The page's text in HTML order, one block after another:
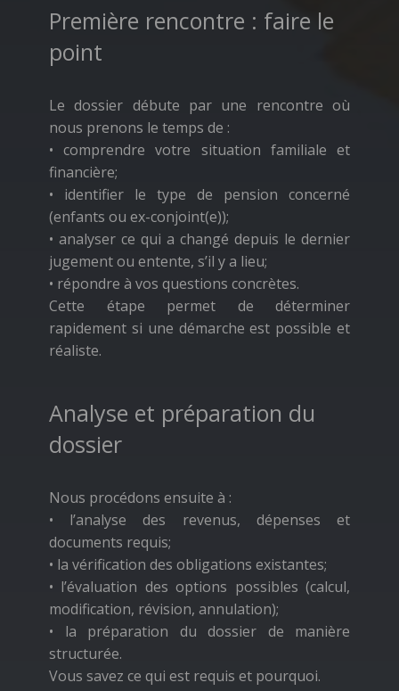
Première rencontre : faire le
point
Le dossier débute par une rencontre où
nous prenons le temps de :
• comprendre votre situation familiale et
financière;
• identifier le type de pension concerné
(enfants ou ex-conjoint(e));
• analyser ce qui a changé depuis le dernier
jugement ou entente, s’il y a lieu;
• répondre à vos questions concrètes.
Cette étape permet de déterminer
rapidement si une démarche est possible et
réaliste.
Analyse et préparation du
dossier
Nous procédons ensuite à :
• l’analyse des revenus, dépenses et
documents requis;
• la vérification des obligations existantes;
• l’évaluation des options possibles (calcul,
modification, révision, annulation);
• la préparation du dossier de manière
structurée.
Vous savez ce qui est requis et pourquoi.